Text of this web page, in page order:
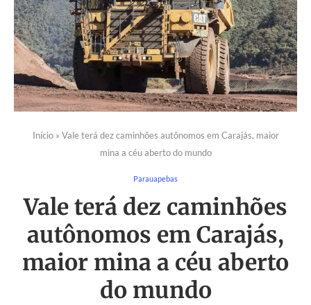
Início» Vale terá dez caminhões autônomos em Carajás, maior
mina a céu aberto do mundo
Parauapebas
Vale terá dez caminhões
autônomos em Carajás,
maior mina a céu aberto
do mundo